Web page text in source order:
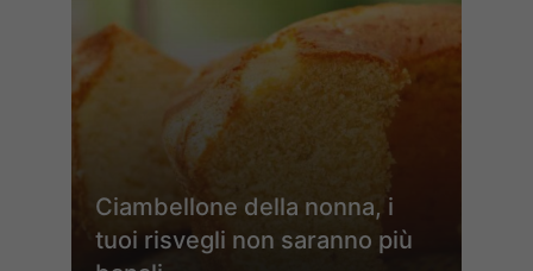
Ciambellone della nonna, i
tuoi risvegli non saranno più